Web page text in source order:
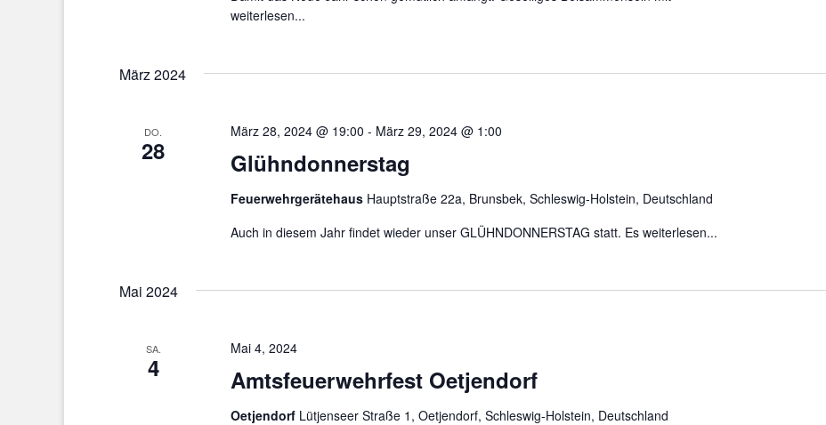
weiterlesen...
März 2024
DO.
28 Glühndonnerstag
März 28, 2024 @ 19:00 - März 29, 2024 @ 1:00
Feuerwehrgerätehaus Hauptstraße 22a, Brunsbek, Schleswig-Holstein, Deutschland
Auch in diesem Jahr findet wieder unser GLÜHNDONNERSTAG statt. Es weiterlesen...
Mai 2024
SA.
4 Amtsfeuerwehrfest Oetjendorf
Mai 4, 2024
Oetjendorf Lütjenseer Straße 1, Oetjendorf, Schleswig-Holstein, Deutschland